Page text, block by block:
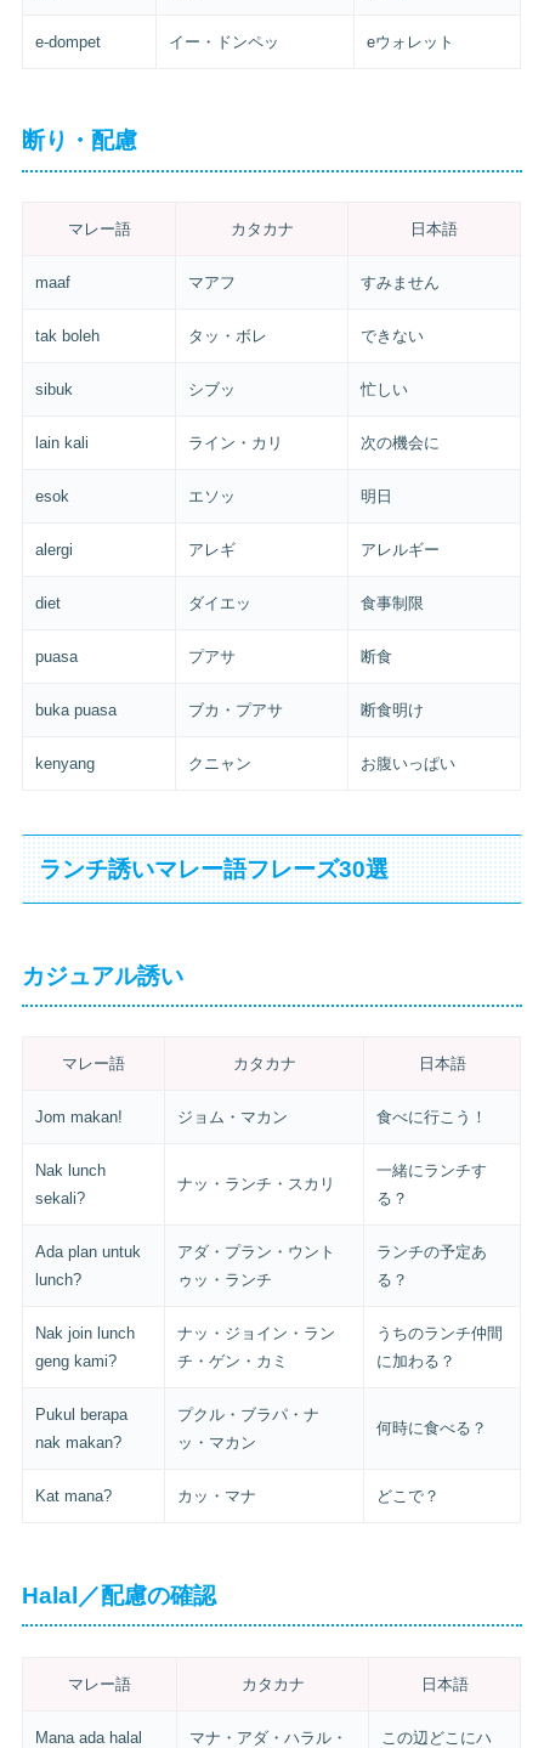
e-dompet イー・ドンペッ eウォレット
断り・配慮
マレー語 カタカナ 日本語
maaf マアフ すみません
tak boleh タッ・ボレ できない
sibuk シブッ 忙しい
lain kali ライン・カリ 次の機会に
esok エソッ 明日
alergi アレギ アレルギー
diet ダイエッ 食事制限
puasa プアサ 断食
buka puasa ブカ・プアサ 断食明け
kenyang クニャン お腹いっぱい
ランチ誘いマレー語フレーズ30選
カジュアル誘い
マレー語 カタカナ 日本語
Jom makan! ジョム・マカン 食べに行こう！
Nak lunch
sekali?
ナッ・ランチ・スカリ
一緒にランチす
る？
Ada plan untuk
lunch?
アダ・プラン・ウント
ゥッ・ランチ
ランチの予定あ
る？
Nak join lunch
geng kami?
ナッ・ジョイン・ラン
チ・ゲン・カミ
うちのランチ仲間
に加わる？
Pukul berapa
nak makan?
プクル・ブラパ・ナ
ッ・マカン
何時に食べる？
Kat mana? カッ・マナ どこで？
Halal／配慮の確認
マレー語 カタカナ 日本語
Mana ada halal
マナ・アダ・ハラル・
この辺どこにハ